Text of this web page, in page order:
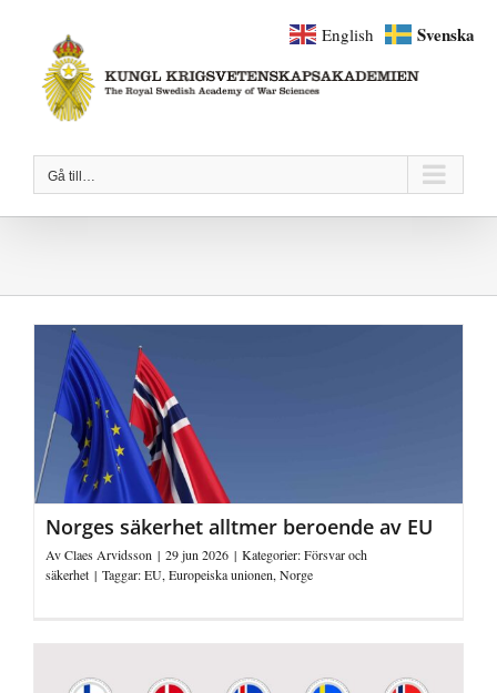
innehållet
Gå till…
Norges säkerhet alltmer beroende av EU
AvClaes Arvidsson | 29 jun 2026 | Kategorier:Försvar och
säkerhet | Taggar:EU, Europeiska unionen, Norge
English Svenska